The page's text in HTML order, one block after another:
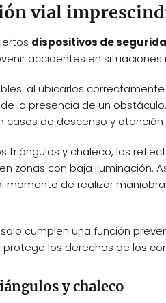
vial
dispositivos de
accidentes en situaciones
al ubicarlos
la presencia de un
de descenso y atención
triángulos y chaleco, los
zonas con baja iluminación.
momento de realizar
cumplen una función
protege los derechos de los
y chaleco